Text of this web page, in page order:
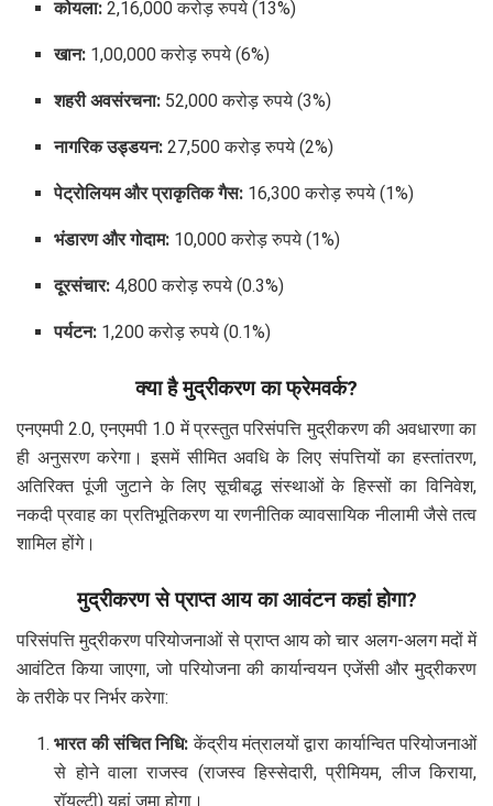
कोयला: 2,16,000 करोड़ रुपये (13%)
खान: 1,00,000 करोड़ रुपये (6%)
शहरी अवसंरचना: 52,000 करोड़ रुपये (3%)
नागरिक उड्डयन: 27,500 करोड़ रुपये (2%)
पेट्रोलियम और प्राकृतिक गैस: 16,300 करोड़ रुपये (1%)
भंडारण और गोदाम: 10,000 करोड़ रुपये (1%)
दूरसंचार: 4,800 करोड़ रुपये (0.3%)
पर्यटन: 1,200 करोड़ रुपये (0.1%)
क्या है मुद्रीकरण का फ्रेमवर्क?
एनएमपी 2.0, एनएमपी 1.0 में प्रस्तुत परिसंपत्ति मुद्रीकरण की अवधारणा का
ही अनुसरण करेगा। इसमें सीमित अवधि के लिए संपत्तियों का हस्तांतरण,
अतिरिक्त पूंजी जुटाने के लिए सूचीबद्ध संस्थाओं के हिस्सों का विनिवेश,
नकदी प्रवाह का प्रतिभूतिकरण या रणनीतिक व्यावसायिक नीलामी जैसे तत्व
शामिल होंगे।
मुद्रीकरण से प्राप्त आय का आवंटन कहां होगा?
परिसंपत्ति मुद्रीकरण परियोजनाओं से प्राप्त आय को चार अलग-अलग मदों में
आवंटित किया जाएगा, जो परियोजना की कार्यान्वयन एजेंसी और मुद्रीकरण
के तरीके पर निर्भर करेगा:
भारत की संचित निधि: केंद्रीय मंत्रालयों द्वारा कार्यान्वित परियोजनाओं
से होने वाला राजस्व (राजस्व हिस्सेदारी, प्रीमियम, लीज किराया,
रॉयल्टी) यहां जमा होगा।